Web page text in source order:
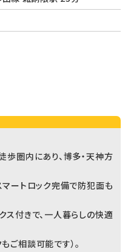
圏内にあり、博多・天神方
マートロック完備で防犯面も
ス付きで、一人暮らしの快適
ご相談可能です）。